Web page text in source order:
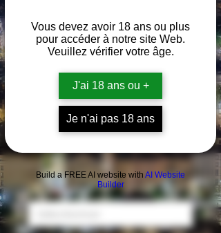
Vous devez avoir 18 ans ou plus
pour accéder à notre site Web.
Veuillez vérifier votre âge.
J'ai 18 ans ou +
Je n'ai pas 18 ans
Build a FREE AI website with AI Website
Builder
Formule Saint
James blanc 70cl
32,00 €Prix
Soft *